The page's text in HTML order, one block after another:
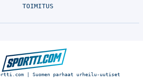
TOIMITUS
| Suomen parhaat urheilu-uutiset